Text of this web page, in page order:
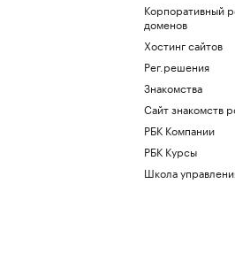
Корпоративный
доменов
Хостинг сайтов
Рег.решения
Знакомства
Сайт знакомств
РБК Компании
РБК Курсы
Школа